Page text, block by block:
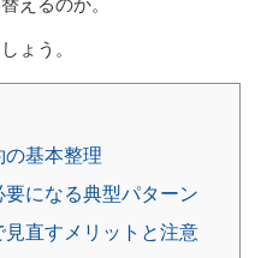
ょう。
の基本整理
要になる典型パターン
見直すメリットと注意